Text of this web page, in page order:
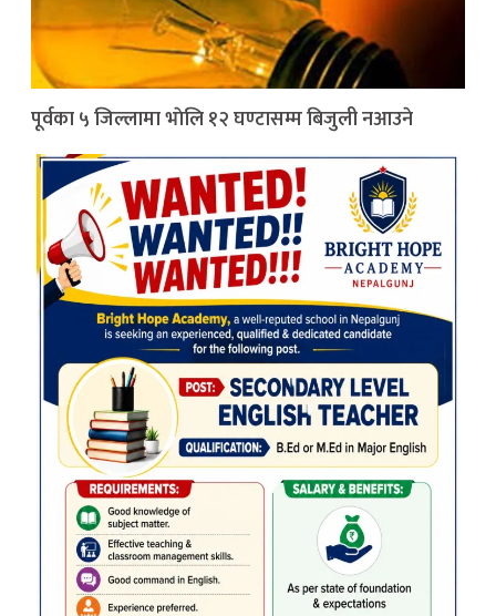
पूर्वका ५ जिल्लामा भाेलि १२ घण्टासम्म बिजुली नआउने